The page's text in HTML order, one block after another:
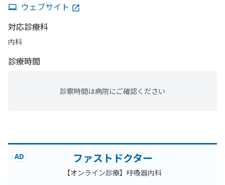
ウェブサイト
対応診療科
内科
診療時間
診察時間は病院にご確認ください
AD ファストドクター
【オンライン診療】呼吸器内科